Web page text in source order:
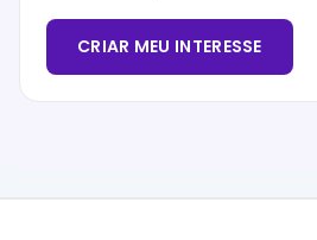
CRIAR MEU INTERESSE